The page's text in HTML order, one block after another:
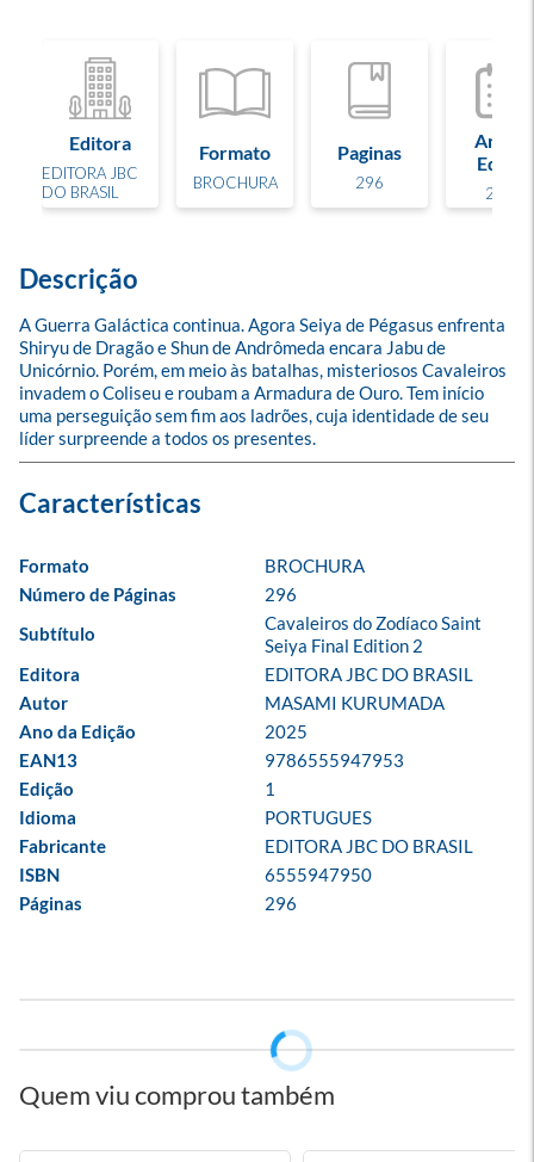
Editora
EDITORA JBC
DO BRASIL
Formato
BROCHURA
Paginas
296
Ano de
Edição
2025
Descrição
A Guerra Galáctica continua. Agora Seiya de Pégasus enfrenta
Shiryu de Dragão e Shun de Andrômeda encara Jabu de
Unicórnio. Porém, em meio às batalhas, misteriosos Cavaleiros
invadem o Coliseu e roubam a Armadura de Ouro. Tem início
uma perseguição sem fim aos ladrões, cuja identidade de seu
líder surpreende a todos os presentes.
Formato
BROCHURA
Número de Páginas
296
Subtítulo
Cavaleiros do Zodíaco Saint
Seiya Final Edition 2
Editora
EDITORA JBC DO BRASIL
Autor
MASAMI KURUMADA
Ano da Edição
2025
EAN13
9786555947953
Edição
1
Idioma
PORTUGUES
Fabricante
EDITORA JBC DO BRASIL
ISBN
6555947950
Páginas
296
Quem viu comprou também